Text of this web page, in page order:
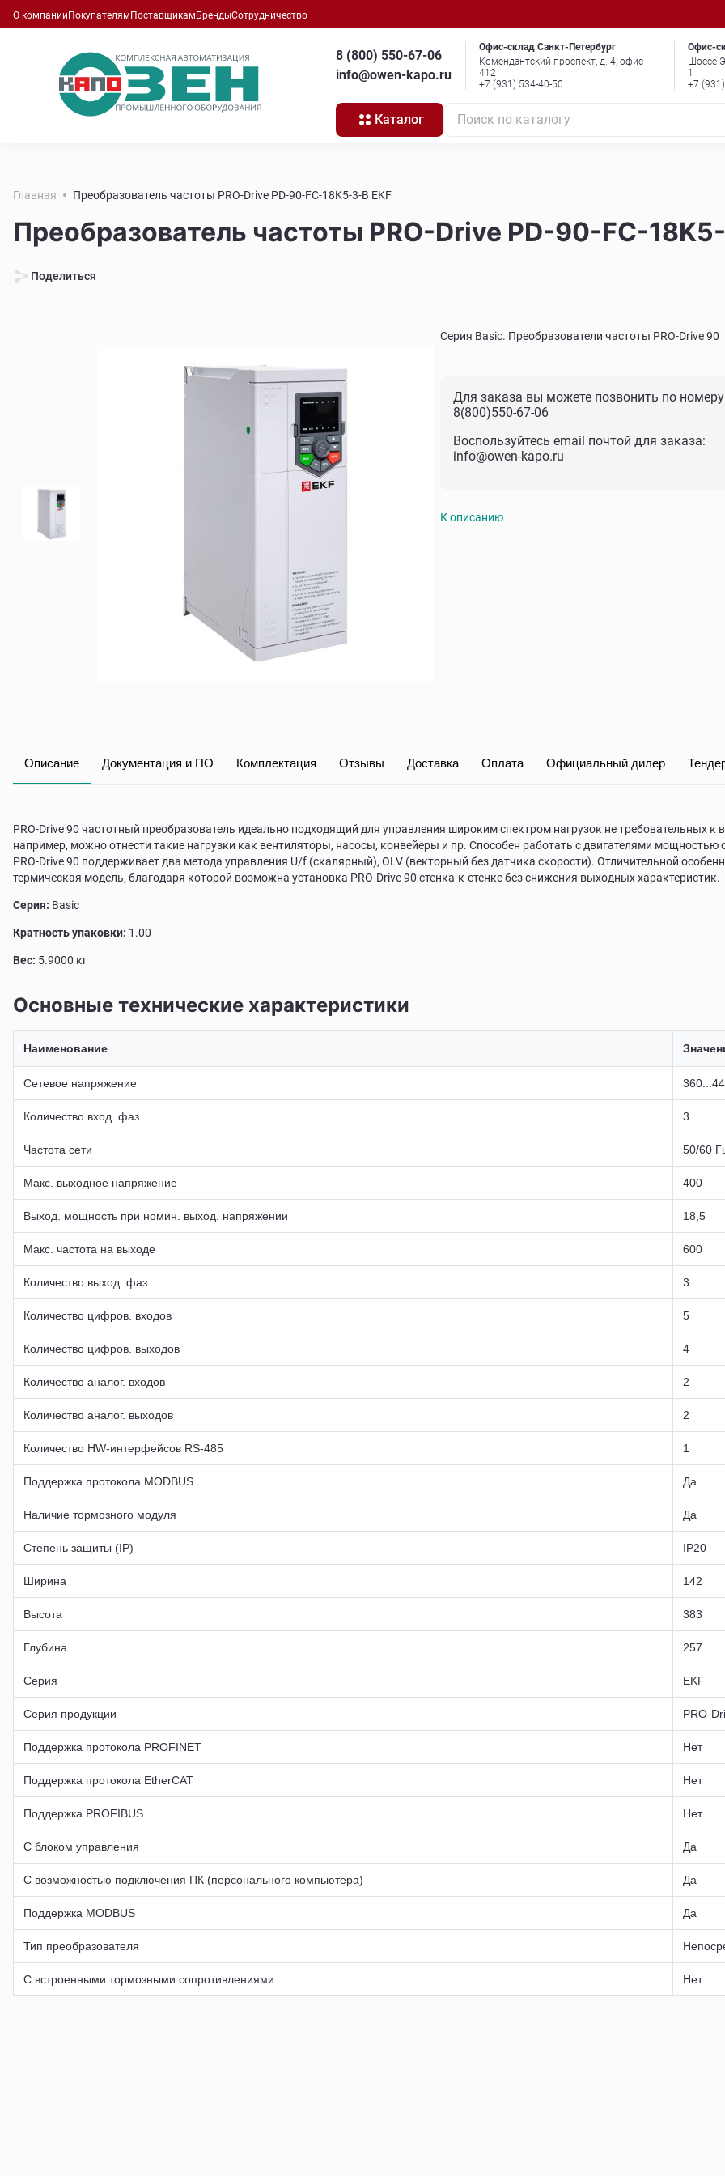
О компании Покупателям Поставщикам БрендыСотрудничество
8 (800) 550-67-06
info@owen-kapo.ru
Офис-склад Санкт-Петербург
Комендантский проспект, д. 4, офис
412
+7 (931) 534-40-50
Офис-
Шоссе
1
+7
Каталог Поиск по каталогу
Главная Преобразователь частоты PRO-Drive PD-90-FC-18K5-3-B EKF
Преобразователь частоты PRO-Drive PD-90-FC-
Поделиться
Серия Basic. Преобразователи частоты PRO-Drive 90
Для заказа вы можете позвонить по
8(800)550-67-06
Воспользуйтесь email почтой для заказа:
info@owen-kapo.ru
К описанию
Описание Документация и ПО Комплектация Отзывы Доставка Оплата Официальный дилер
PRO-Drive 90 частотный преобразователь идеально подходящий для управления широким спектром нагрузок не требовательных
например, можно отнести такие нагрузки как вентиляторы, насосы, конвейеры и пр. Способен работать с двигателями
PRO-Drive 90 поддерживает два метода управления U/f (скалярный), OLV (векторный без датчика скорости). Отличительной
термическая модель, благодаря которой возможна установка PRO-Drive 90 стенка-к-стенке без снижения выходных характеристик.
Серия: Basic
Кратность упаковки: 1.00
Вес: 5.9000 кг
Основные технические характеристики
Наименование
Сетевое напряжение
Количество вход. фаз 3
Частота сети 50/60
Макс. выходное напряжение 400
Выход. мощность при номин. выход. напряжении 18,5
Макс. частота на выходе 600
Количество выход. фаз 3
Количество цифров. входов 5
Количество цифров. выходов 4
Количество аналог. входов 2
Количество аналог. выходов 2
Количество HW-интерфейсов RS-485 1
Поддержка протокола MODBUS Да
Наличие тормозного модуля Да
Степень защиты (IP) IP20
Ширина 142
Высота 383
Глубина 257
Серия EKF
Серия продукции PRO-
Поддержка протокола PROFINET Нет
Поддержка протокола EtherCAT Нет
Поддержка PROFIBUS Нет
С блоком управления Да
С возможностью подключения ПК (персонального компьютера) Да
Поддержка MODBUS Да
Тип преобразователя
С встроенными тормозными сопротивлениями Нет